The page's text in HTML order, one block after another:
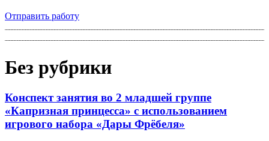
Отправить работу
Без рубрики
Конспект занятия во 2 младшей группе
«Капризная принцесса» с использованием
игрового набора «Дары Фрёбеля»